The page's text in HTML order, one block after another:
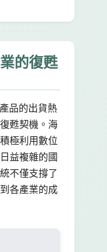
的復甦
品的出貨熱
甦契機。海
極利用數位
益複雜的國
不僅支撐了
各產業的成